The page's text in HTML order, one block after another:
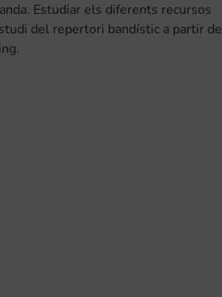
Estudiar els diferents recursos
del repertori bandístic a partir de